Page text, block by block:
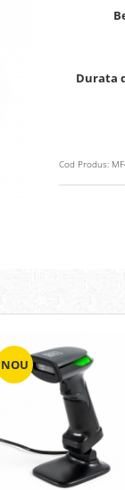
Durata
Cod Produs:
NOU